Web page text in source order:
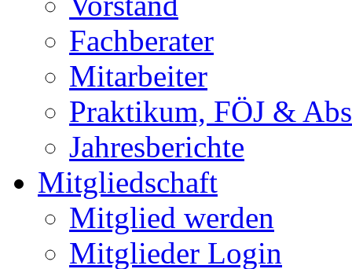
Fachberater
Mitarbeiter
Praktikum, FÖJ &
Jahresberichte
Mitgliedschaft
Mitglied werden
Mitglieder Login